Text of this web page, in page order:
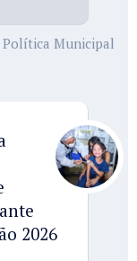
Política Municipal
2026